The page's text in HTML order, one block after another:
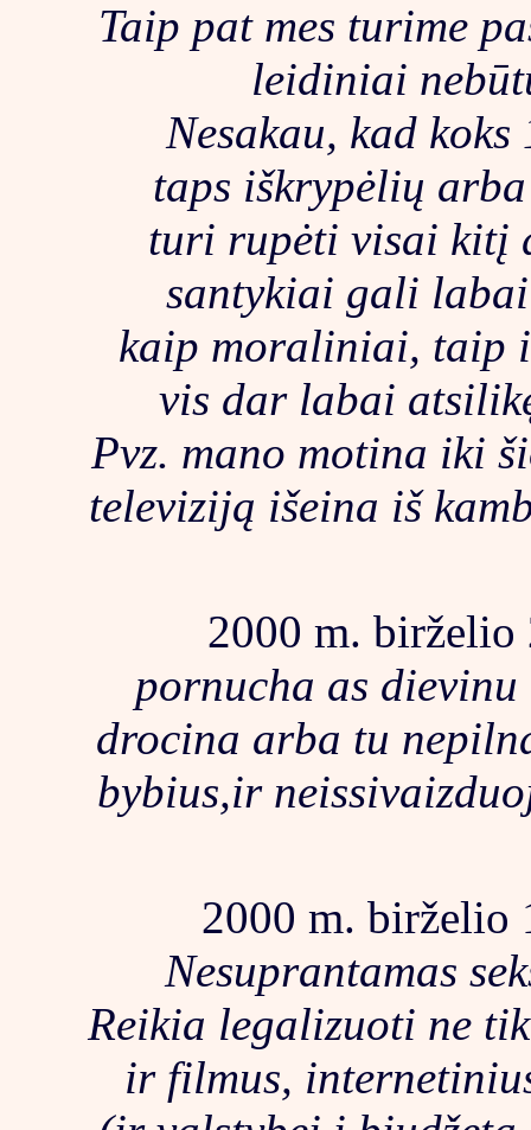
Taip pat mes turime
leidiniai
Nesakau, kad
taps iškrypėlių
turi rupėti visai kitį
santykiai gali
kaip moraliniai, taip
vis dar labai
Pvz. mano motina iki
televiziją išeina iš
2000 m. birželio
pornucha as
drocina arba tu
bybius,ir
2000 m. birželio
Nesuprantamas
Reikia legalizuoti ne
ir filmus,